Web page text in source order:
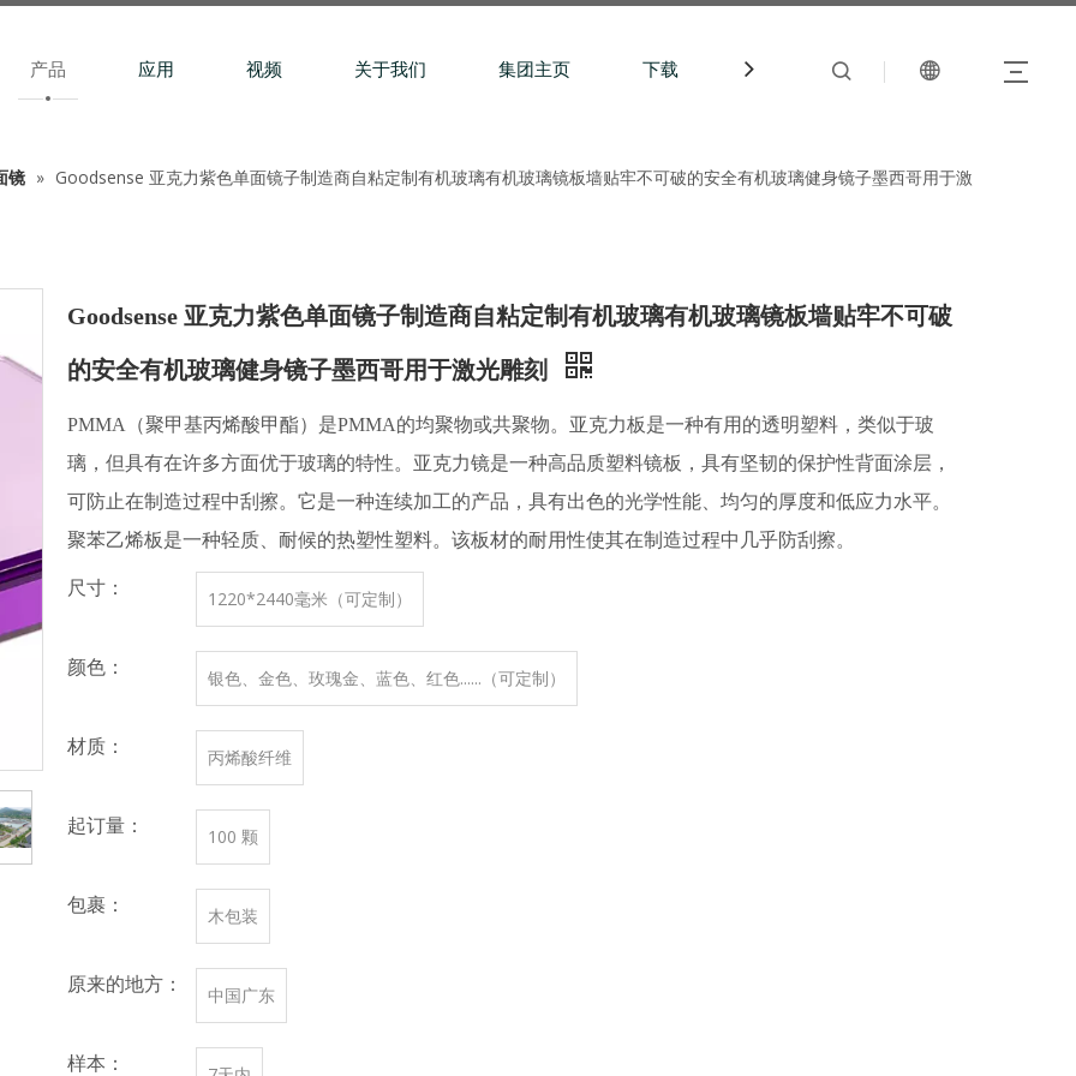
产品 应用 视频 关于我们 集团主页 下载 中文站
镜 » Goodsense 亚克力紫色单面镜子制造商自粘定制有机玻璃有机玻璃镜板墙贴牢不可破的安全有机玻璃健身镜子墨西哥用于激
Goodsense 亚克力紫色单面镜子制造商自粘定制有机玻璃有机玻璃镜板墙贴牢不可破
的安全有机玻璃健身镜子墨西哥用于激光雕刻
PMMA（聚甲基丙烯酸甲酯）是PMMA的均聚物或共聚物。亚克力板是一种有用的透明塑料，类似于玻
璃，但具有在许多方面优于玻璃的特性。亚克力镜是一种高品质塑料镜板，具有坚韧的保护性背面涂层，
可防止在制造过程中刮擦。它是一种连续加工的产品，具有出色的光学性能、均匀的厚度和低应力水平。
聚苯乙烯板是一种轻质、耐候的热塑性塑料。该板材的耐用性使其在制造过程中几乎防刮擦。
尺寸： 1220*2440毫米（可定制）
颜色： 银色、金色、玫瑰金、蓝色、红色......（可定制）
材质： 丙烯酸纤维
起订量： 100 颗
包裹： 木包装
原来的地方： 中国广东
样本：